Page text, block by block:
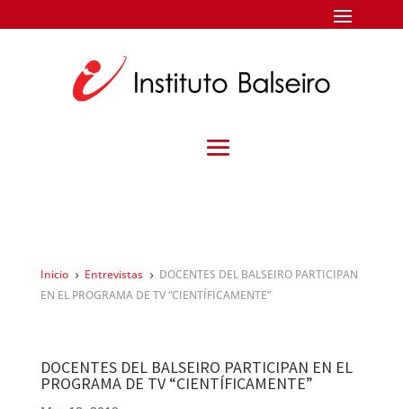
Inicio 5 Entrevistas 5
DOCENTES DEL BALSEIRO PARTICIPAN
EN EL PROGRAMA DE TV “CIENTÍFICAMENTE”
DOCENTES DEL BALSEIRO PARTICIPAN EN EL
PROGRAMA DE TV “CIENTÍFICAMENTE”